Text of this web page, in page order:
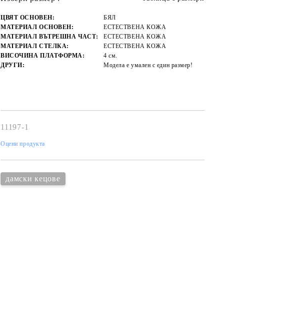
ЦВЯТ ОСНОВЕН:
БЯЛ
МАТЕРИАЛ ОСНОВЕН:
ЕСТЕСТВЕНА КОЖА
МАТЕРИАЛ ВЪТРЕШНА ЧАСТ:
ЕСТЕСТВЕНА КОЖА
МАТЕРИАЛ СТЕЛКА:
ЕСТЕСТВЕНА КОЖА
ВИСОЧИНА ПЛАТФОРМА:
4 см.
ДРУГИ:
Модела е умален с един размер!
11197-1
Оцени продукта
дамски кецове